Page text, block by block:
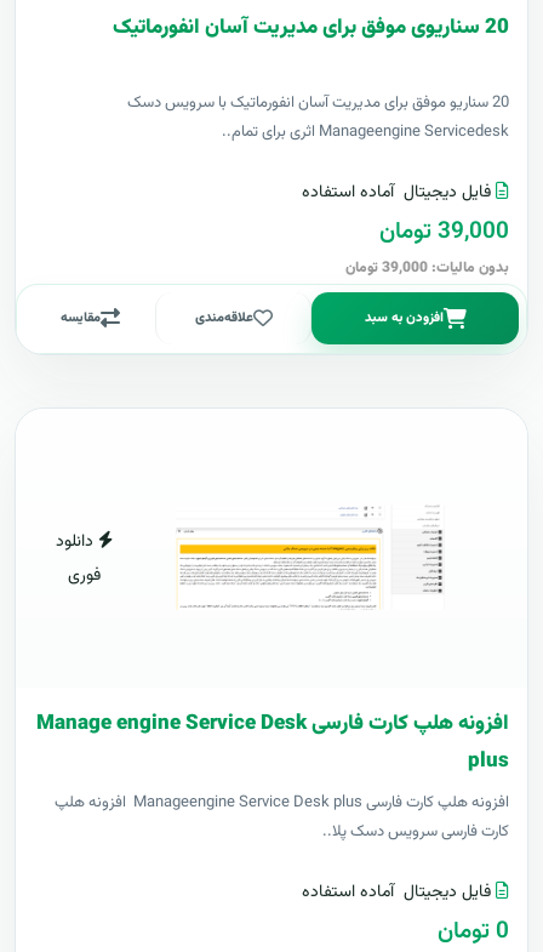
20 سناریوی موفق برای مدیریت آسان انفورماتیک
20 سناریو موفق برای مدیریت آسان انفورماتیک با سرویس دسک
Manageengine Servicedesk اثری برای تمام..
فایل دیجیتال آماده استفاده
39,000 تومان
بدون مالیات: 39,000 تومان
افزودن به سبد علاقه‌مندی مقایسه
دانلود
فوری
افزونه هلپ کارت فارسی Manage engine Service Desk
plus
افزونه هلپ کارت فارسی Manageengine Service Desk plus افزونه هلپ
کارت فارسی سرویس دسک پلا..
فایل دیجیتال آماده استفاده
0 تومان